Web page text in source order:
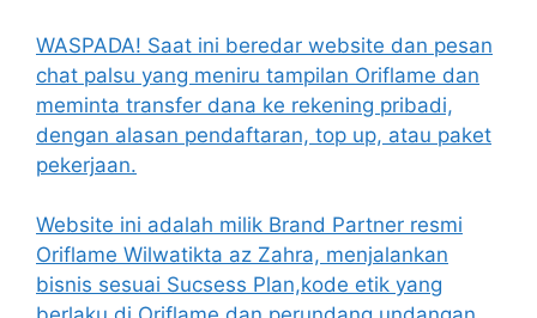
WASPADA! Saat ini beredar website dan pesan
chat palsu yang meniru tampilan Oriflame dan
meminta transfer dana ke rekening pribadi,
dengan alasan pendaftaran, top up, atau paket
pekerjaan.
Website ini adalah milik Brand Partner resmi
Oriflame Wilwatikta az Zahra, menjalankan
bisnis sesuai Sucsess Plan,kode etik yang